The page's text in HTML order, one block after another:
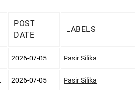
POST
DATE
LABELS
2026-07-05 Pasir Silika
2026-07-05 Pasir Silika